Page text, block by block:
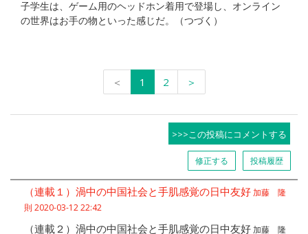
子学生は、ゲーム用のヘッドホン着用で登場し、オンライン
の世界はお手の物といった感じだ。（つづく）
＜ 1 2 ＞
>>>この投稿にコメントする
修正する 投稿履歴
（連載１）渦中の中国社会と手肌感覚の日中友好加藤 隆
則 2020-03-12 22:42
（連載２）渦中の中国社会と手肌感覚の日中友好加藤 隆